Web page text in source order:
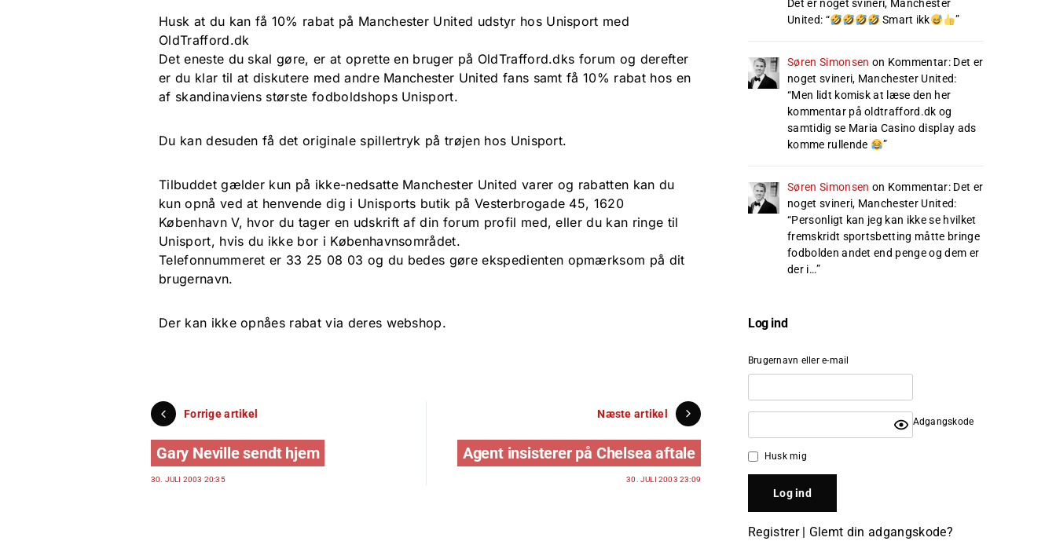
Husk at du kan få 10% rabat på Manchester United udstyr hos Unisport med
OldTrafford.dk
Det eneste du skal gøre, er at oprette en bruger på OldTrafford.dks forum og derefter
er du klar til at diskutere med andre Manchester United fans samt få 10% rabat hos en
af skandinaviens største fodboldshops Unisport.
Du kan desuden få det originale spillertryk på trøjen hos Unisport.
Tilbuddet gælder kun på ikke-nedsatte Manchester United varer og rabatten kan du
kun opnå ved at henvende dig i Unisports butik på Vesterbrogade 45, 1620
København V, hvor du tager en udskrift af din forum profil med, eller du kan ringe til
Unisport, hvis du ikke bor i Københavnsområdet.
Telefonnummeret er 33 25 08 03 og du bedes gøre ekspedienten opmærksom på dit
brugernavn.
Der kan ikke opnåes rabat via deres webshop.
Forrige artikel
Gary Neville sendt hjem
30. JULI 2003 20:35
Næste artikel
Agent insisterer på Chelsea aftale
30. JULI 2003 23:09
Det er noget svineri, Manchester
United: “ Smart ikk ”
Søren Simonsen on Kommentar: Det er
noget svineri, Manchester United:
“Men lidt komisk at læse den her
kommentar på oldtrafford.dk og
samtidig se Maria Casino display ads
komme rullende
”
Søren Simonsen on Kommentar: Det er
noget svineri, Manchester United:
“Personligt kan jeg kan ikke se hvilket
fremskridt sportsbetting måtte bringe
fodbolden andet end penge og dem er
der i…”
Log ind
Brugernavn eller e-mail
Adgangskode
Husk mig
Registrer| Glemt din adgangskode?